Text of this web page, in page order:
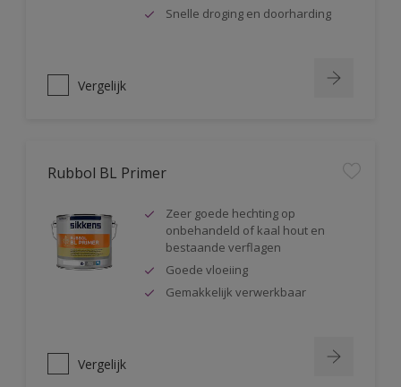
Snelle droging en doorharding
Vergelijk
Rubbol BL Primer
Zeer goede hechting op
onbehandeld of kaal hout en
bestaande verflagen
Goede vloeiing
Gemakkelijk verwerkbaar
Vergelijk